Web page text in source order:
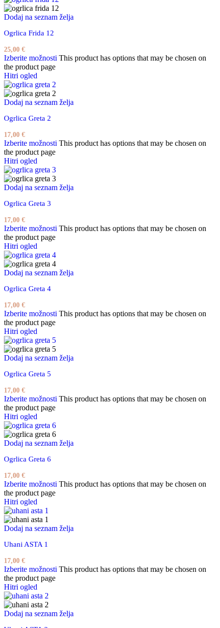
Dodaj na seznam želja
Ogrlica Frida 12
25,00 €
Izberite možnosti This product has options that may be chosen on
the product page
Hitri ogled
Dodaj na seznam želja
Ogrlica Greta 2
17,00 €
Izberite možnosti This product has options that may be chosen on
the product page
Hitri ogled
Dodaj na seznam želja
Ogrlica Greta 3
17,00 €
Izberite možnosti This product has options that may be chosen on
the product page
Hitri ogled
Dodaj na seznam želja
Ogrlica Greta 4
17,00 €
Izberite možnosti This product has options that may be chosen on
the product page
Hitri ogled
Dodaj na seznam želja
Ogrlica Greta 5
17,00 €
Izberite možnosti This product has options that may be chosen on
the product page
Hitri ogled
Dodaj na seznam želja
Ogrlica Greta 6
17,00 €
Izberite možnosti This product has options that may be chosen on
the product page
Hitri ogled
Dodaj na seznam želja
Uhani ASTA 1
17,00 €
Izberite možnosti This product has options that may be chosen on
the product page
Hitri ogled
Dodaj na seznam želja